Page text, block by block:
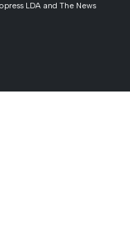
LDA and The News